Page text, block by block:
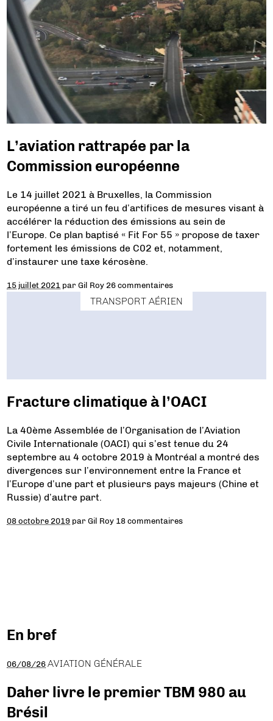
L’aviation rattrapée par la
Commission européenne
Le 14 juillet 2021 à Bruxelles, la Commission
européenne a tiré un feu d’artifices de mesures visant à
accélérer la réduction des émissions au sein de
l’Europe. Ce plan baptisé « Fit For 55 » propose de taxer
fortement les émissions de C02 et, notamment,
d’instaurer une taxe kérosène.
15 juillet 2021 parGil Roy 26 commentaires
TRANSPORT AÉRIEN
Fracture climatique à l’OACI
La 40ème Assemblée de l’Organisation de l’Aviation
Civile Internationale (OACI) qui s’est tenue du 24
septembre au 4 octobre 2019 à Montréal a montré des
divergences sur l’environnement entre la France et
l’Europe d’une part et plusieurs pays majeurs (Chine et
Russie) d’autre part.
08 octobre 2019 parGil Roy 18 commentaires
En bref
06/08/26 AVIATION GÉNÉRALE
Daher livre le premier TBM 980 au
Brésil